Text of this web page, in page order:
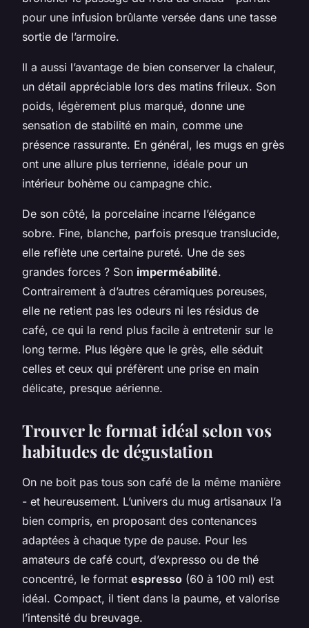
pour une infusion brûlante versée dans une tasse
sortie de l’armoire.
Il a aussi l’avantage de bien conserver la chaleur,
un détail appréciable lors des matins frileux. Son
poids, légèrement plus marqué, donne une
sensation de stabilité en main, comme une
présence rassurante. En général, les mugs en grès
ont une allure plus terrienne, idéale pour un
intérieur bohème ou campagne chic.
De son côté, la porcelaine incarne l’élégance
sobre. Fine, blanche, parfois presque translucide,
elle reflète une certaine pureté. Une de ses
grandes forces ? Son imperméabilité.
Contrairement à d’autres céramiques poreuses,
elle ne retient pas les odeurs ni les résidus de
café, ce qui la rend plus facile à entretenir sur le
long terme. Plus légère que le grès, elle séduit
celles et ceux qui préfèrent une prise en main
délicate, presque aérienne.
Trouver le format idéal selon vos
habitudes de dégustation
On ne boit pas tous son café de la même manière
- et heureusement. L’univers du mug artisanaux l’a
bien compris, en proposant des contenances
adaptées à chaque type de pause. Pour les
amateurs de café court, d’expresso ou de thé
concentré, le format espresso (60 à 100 ml) est
idéal. Compact, il tient dans la paume, et valorise
l’intensité du breuvage.